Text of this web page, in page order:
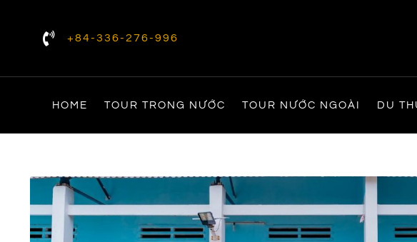
+84-336-276-996
HOME TOUR TRONG NƯỚC TOUR NƯỚC NGOÀI DU